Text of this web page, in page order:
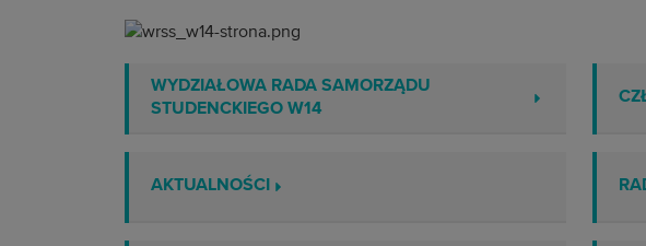
WYDZIAŁOWA RADA SAMORZĄDU
STUDENCKIEGO W14
AKTUALNOŚCI